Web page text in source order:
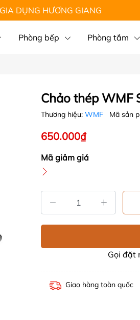
DỤNG HƯƠNG GIANG
Phòng bếp Phòng tắm
Chảo thép WMF
Thương hiệu: WMF Mã sản
650.000₫
Mã giảm giá
Gọi đặt
Giao hàng toàn quốc